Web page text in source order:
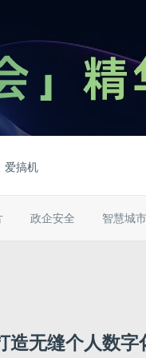
爱搞机
政企安全 智慧城市
无缝个人数字